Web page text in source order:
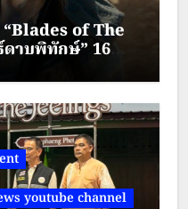
of The
าบพิทักษ์” 16
Now
youtube channel